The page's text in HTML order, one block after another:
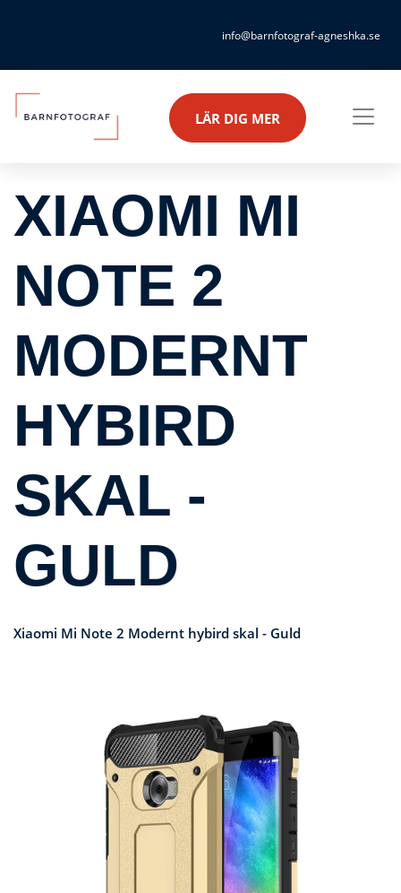
info@barnfotograf-agneshka.se
LÄR DIG MER
XIAOMI MI
NOTE 2
MODERNT
HYBIRD
SKAL -
GULD
Xiaomi Mi Note 2 Modernt hybird skal - Guld